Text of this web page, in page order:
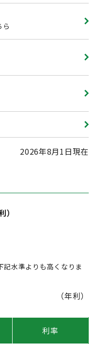
ら
2026年8月1日現在
水準よりも高くなりま
（年利）
利率